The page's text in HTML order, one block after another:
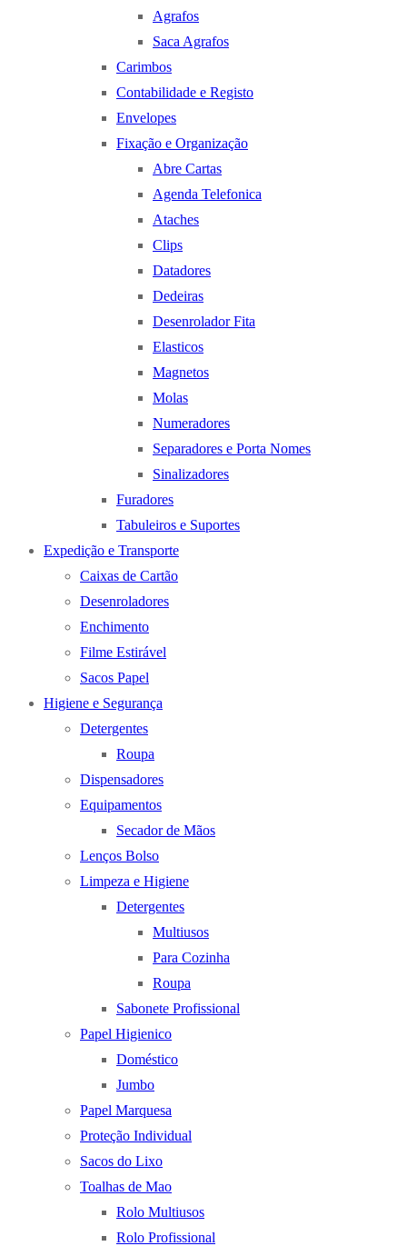
Agrafos
Saca Agrafos
Carimbos
Contabilidade e Registo
Envelopes
Fixação e Organização
Abre Cartas
Agenda Telefonica
Ataches
Clips
Datadores
Dedeiras
Desenrolador Fita
Elasticos
Magnetos
Molas
Numeradores
Separadores e Porta Nomes
Sinalizadores
Furadores
Tabuleiros e Suportes
Expedição e Transporte
Caixas de Cartão
Desenroladores
Enchimento
Filme Estirável
Sacos Papel
Higiene e Segurança
Detergentes
Roupa
Dispensadores
Equipamentos
Secador de Mãos
Lenços Bolso
Limpeza e Higiene
Detergentes
Multiusos
Para Cozinha
Roupa
Sabonete Profissional
Papel Higienico
Doméstico
Jumbo
Papel Marquesa
Proteção Individual
Sacos do Lixo
Toalhas de Mao
Rolo Multiusos
Rolo Profissional